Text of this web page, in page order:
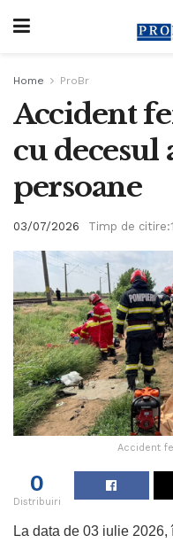
Home ProBr
Accident
cu decesul
persoane
03/07/2026 Timp de
Accident
0
Distribuiri
La data de 03 iulie 2026,